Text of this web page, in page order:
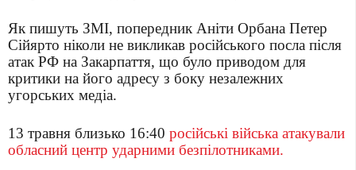
Як пишуть ЗМІ, попередник Аніти Орбана Петер
Сійярто ніколи не викликав російського посла після
атак РФ на Закарпаття, що було приводом для
критики на його адресу з боку незалежних
угорських медіа.
13 травня близько 16:40 російські війська атакували
обласний центр ударними безпілотниками.